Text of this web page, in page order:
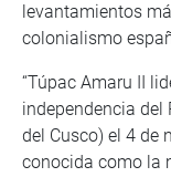
levantamientos
colonialismo
“Túpac Amaru II
independencia del
del Cusco) el 4 de
conocida como la